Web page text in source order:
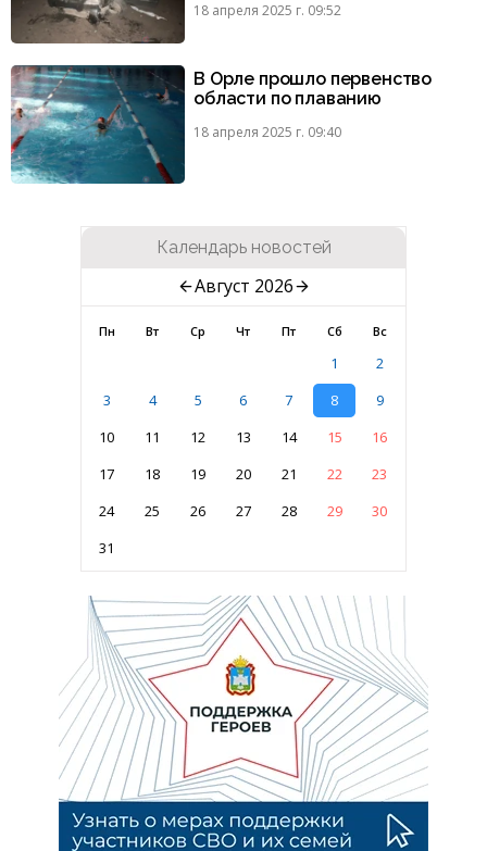
18 апреля 2025 г. 09:52
В Орле прошло первенство
области по плаванию
18 апреля 2025 г. 09:40
Календарь новостей
Август 2026
Пн Вт Ср Чт Пт Сб Вс
1
2
3
4 5 6 7 8
9
10
11 12 13 14 15
16
17
18 19 20 21 22
23
24
25 26 27 28 29
30
31